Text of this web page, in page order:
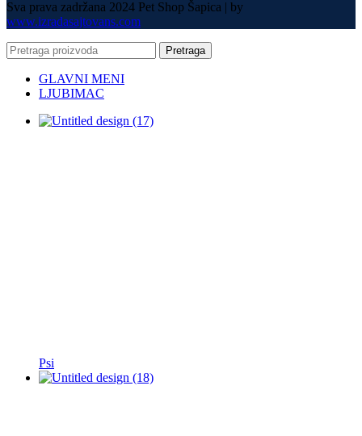
Sva prava zadržana 2024 Pet Shop Šapica | by
www.izradasajtovans.com
Pretraga
GLAVNI MENI
LJUBIMAC
Psi